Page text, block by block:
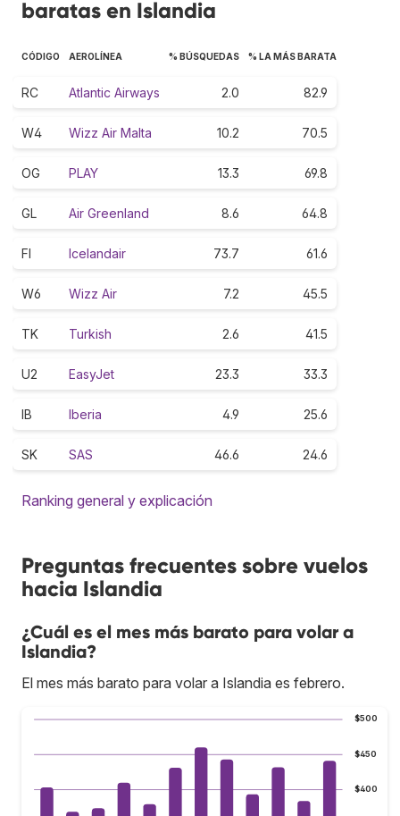
baratas en Islandia
CÓDIGO AEROLÍNEA % BÚSQUEDAS % LA MÁS BARATA
RC Atlantic Airways 2.0 82.9
W4 Wizz Air Malta 10.2 70.5
OG PLAY 13.3 69.8
GL Air Greenland 8.6 64.8
FI Icelandair 73.7 61.6
W6 Wizz Air 7.2 45.5
TK Turkish 2.6 41.5
U2 EasyJet 23.3 33.3
IB Iberia 4.9 25.6
SK SAS 46.6 24.6
Ranking general y explicación
Preguntas frecuentes sobre vuelos
hacia Islandia
¿Cuál es el mes más barato para volar a
Islandia?
El mes más barato para volar a Islandia es febrero.
$400
$450
$500